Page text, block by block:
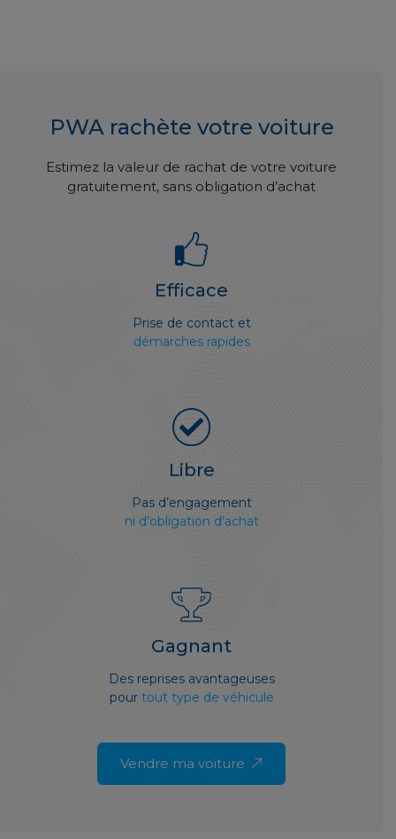
PWA rachète votre voiture
Estimez la valeur de rachat de votre voiture
gratuitement, sans obligation d’achat
Efficace
Prise de contact et
démarches rapides
Libre
Pas d’engagement
ni d’obligation d’achat
Gagnant
Des reprises avantageuses
pour tout type de véhicule
Vendre ma voiture